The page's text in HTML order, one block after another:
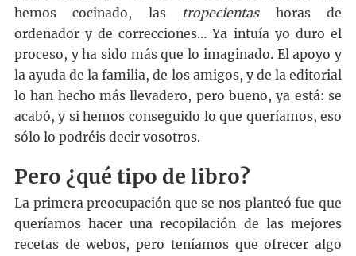
hemos cocinado, las tropecientashoras de
ordenador y de correcciones… Ya intuía yo duro el
proceso, y ha sido más que lo imaginado. El apoyo y
la ayuda de la familia, de los amigos, y de la editorial
lo han hecho más llevadero, pero bueno, ya está: se
acabó, y si hemos conseguido lo que queríamos, eso
sólo lo podréis decir vosotros.
Pero ¿qué tipo de libro?
La primera preocupación que se nos planteó fue que
queríamos hacer una recopilación de las mejores
recetas de webos, pero teníamos que ofrecer algo